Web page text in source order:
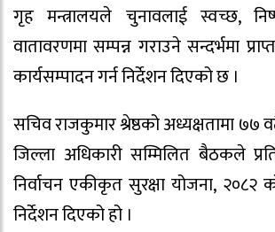
गृह मन्त्रालयले चुनावलाई स्वच्छ,
वातावरणमा सम्पन्न गराउने सन्दर्भमा
कार्यसम्पादन गर्न निर्देशन दिएको छ ।
सचिव राजकुमार श्रेष्ठको अध्यक्षतामा ७७
जिल्ला अधिकारी सम्मिलित बैठकले
निर्वाचन एकीकृत सुरक्षा योजना, २०८२
निर्देशन दिएको हो ।